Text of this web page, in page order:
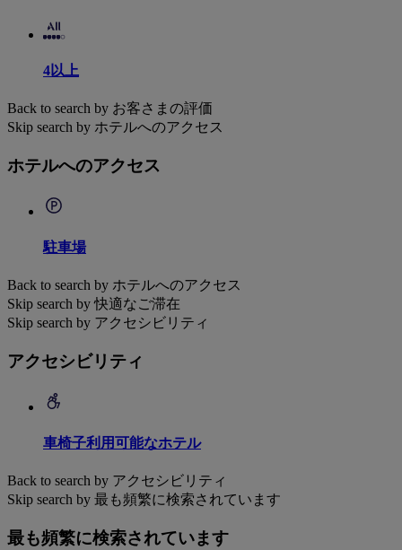
4以上
Back to search by お客さまの評価
Skip search by ホテルへのアクセス
ホテルへのアクセス
駐車場
Back to search by ホテルへのアクセス
Skip search by 快適なご滞在
Skip search by アクセシビリティ
アクセシビリティ
車椅子利用可能なホテル
Back to search by アクセシビリティ
Skip search by 最も頻繁に検索されています
最も頻繁に検索されています